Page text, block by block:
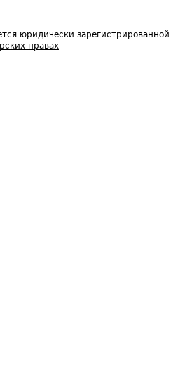
юридически зарегистрированной
правах